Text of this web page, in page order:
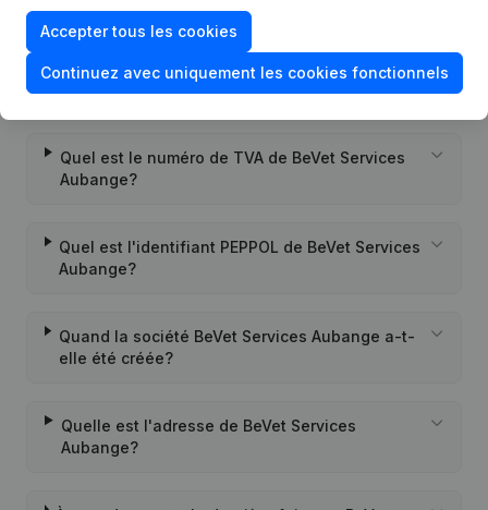
Questions fréquemment posées
Quel est le numéro de TVA de BeVet Services
Aubange?
Quel est l'identifiant PEPPOL de BeVet Services
Aubange?
Quand la société BeVet Services Aubange a-t-
elle été créée?
Quelle est l'adresse de BeVet Services
Aubange?
Accepter tous les cookies
Continuez avec uniquement les cookies fonctionnels